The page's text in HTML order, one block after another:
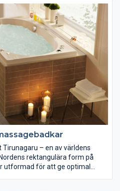
Tirunagaru – en av världens
rektangulära form på
utformad för att ge optimal